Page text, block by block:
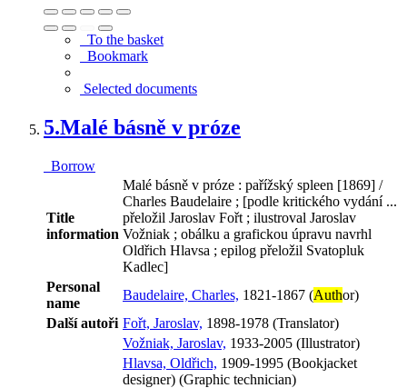
To the basket
Bookmark
Selected documents
5.Malé básně v próze
Borrow
Title
information
Malé básně v próze : pařížský spleen [1869] /
Charles Baudelaire ; [podle kritického vydání ...
přeložil Jaroslav Fořt ; ilustroval Jaroslav
Vožniak ; obálku a grafickou úpravu navrhl
Oldřich Hlavsa ; epilog přeložil Svatopluk
Kadlec]
Personal
name
Baudelaire, Charles, 1821-1867 (Author)
Další autoři Fořt, Jaroslav, 1898-1978 (Translator)
Vožniak, Jaroslav, 1933-2005 (Illustrator)
Hlavsa, Oldřich, 1909-1995 (Bookjacket
designer) (Graphic technician)